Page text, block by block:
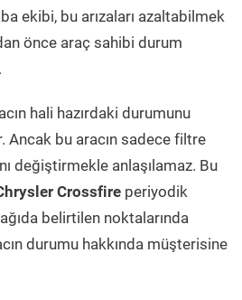
ekibi, bu arızaları azaltabilmek
önce araç sahibi durum
hali hazırdaki durumunu
Ancak bu aracın sadece filtre
değiştirmekle anlaşılamaz. Bu
Crossfire periyodik
belirtilen noktalarında
durumu hakkında müşterisine